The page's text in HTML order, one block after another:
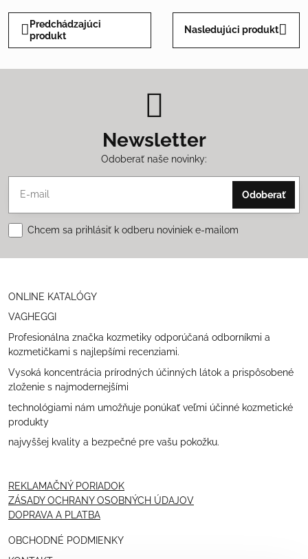
Predchádzajúci
produkt
Nasledujúci produkt
Newsletter
Odoberať naše novinky:
Odoberať
Chcem sa prihlásiť k odberu noviniek e-mailom
ONLINE KATALÓGY
VAGHEGGI
Profesionálna značka kozmetiky odporúčaná odborníkmi a
kozmetičkami s najlepšími recenziami.
Vysoká koncentrácia prírodných účinných látok a prispôsobené
zloženie s najmodernejšími
technológiami nám umožňuje ponúkať veľmi účinné kozmetické
produkty
najvyššej kvality a bezpečné pre vašu pokožku.
REKLAMAČNÝ PORIADOK
ZÁSADY OCHRANY OSOBNÝCH ÚDAJOV
DOPRAVA A PLATBA
OBCHODNÉ PODMIENKY